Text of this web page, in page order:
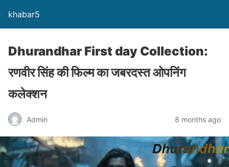
khabar5
Dhurandhar First day Collection:
रणवीर सिंह की फिल्म का जबरदस्त ओपनिंग
कलेक्शन
Admin 8 months ago